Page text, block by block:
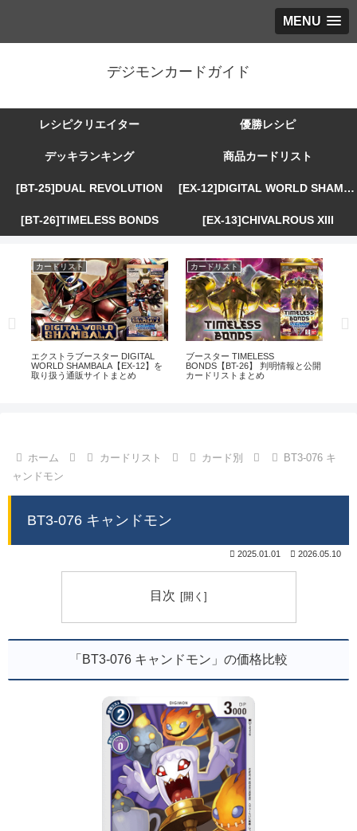
MENU
デジモンカードガイド
レシピクリエイター 優勝レシピ
デッキランキング 商品カードリスト
[BT-25]DUAL REVOLUTION [EX-12]DIGITAL WORLD SHAMBALA
[BT-26]TIMELESS BONDS [EX-13]CHIVALROUS XIII
カードリスト
エクストラブースター DIGITAL
WORLD SHAMBALA【EX-12】を
取り扱う通販サイトまとめ
カードリスト
ブースター TIMELESS
BONDS【BT-26】 判明情報と公開
カードリストまとめ
ホーム カードリスト カード別
BT3-076 キ
ャンドモン
BT3-076 キャンドモン
2025.01.01 2026.05.10
目次
「BT3-076 キャンドモン」の価格比較